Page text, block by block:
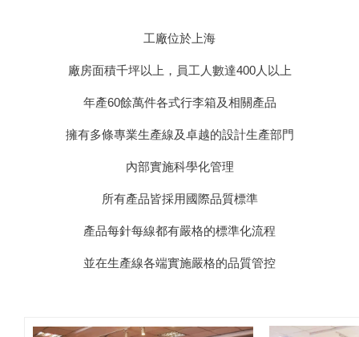
工廠位於上海
廠房面積千坪以上，員工人數達400人以上
年產60餘萬件各式行李箱及相關產品
擁有多條專業生產線及卓越的設計生產部門
內部實施科學化管理
所有產品皆採用國際品質標準
產品每針每線都有嚴格的標準化流程
並在生產線各端實施嚴格的品質管控